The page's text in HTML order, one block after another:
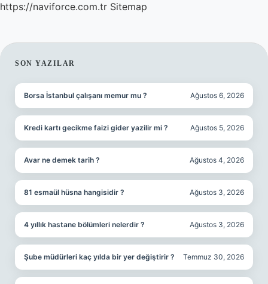
https://naviforce.com.tr Sitemap
SIDEBAR
SON YAZILAR
Borsa İstanbul çalışanı memur mu ? Ağustos 6, 2026
Kredi kartı gecikme faizi gider yazilir mi ? Ağustos 5, 2026
Avar ne demek tarih ? Ağustos 4, 2026
81 esmaül hüsna hangisidir ? Ağustos 3, 2026
4 yıllık hastane bölümleri nelerdir ? Ağustos 3, 2026
Şube müdürleri kaç yılda bir yer değiştirir ? Temmuz 30, 2026